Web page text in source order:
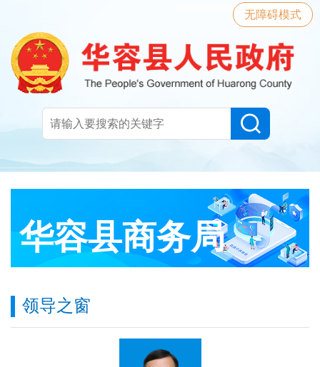
无障碍模式
华容县商务局
领导之窗